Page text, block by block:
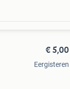
€ 5,00
Eergisteren